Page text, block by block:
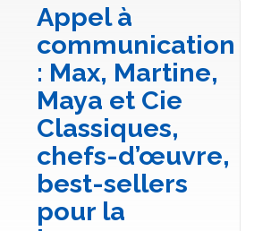
Appel à
communication
: Max, Martine,
Maya et Cie
Classiques,
chefs-d’œuvre,
best-sellers
pour la